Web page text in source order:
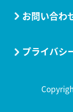
お問い合わ
プライバシ